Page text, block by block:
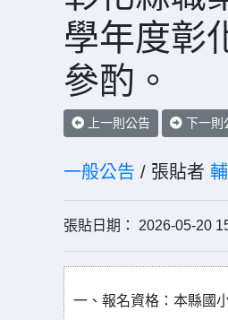
學年度彰
參酌。
上一則公告 下一則
一般公告 / 張貼者
張貼日期： 2026-05-20
一、報名資格：本縣國